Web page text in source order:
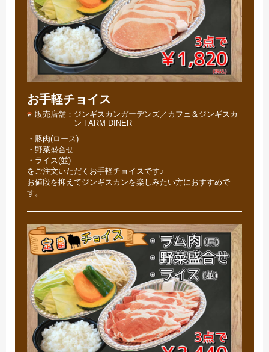
お手軽チョイス
販売店舗
ジンギスカンガーデンズ／カフェ＆ジンギスカ
ン FARM DINER
・豚肉(ロース)
・野菜盛合せ
・ライス(並)
をご注文いただくお手軽チョイスです♪
お値段を抑えてジンギスカンを楽しみたい方におすすめで
す。